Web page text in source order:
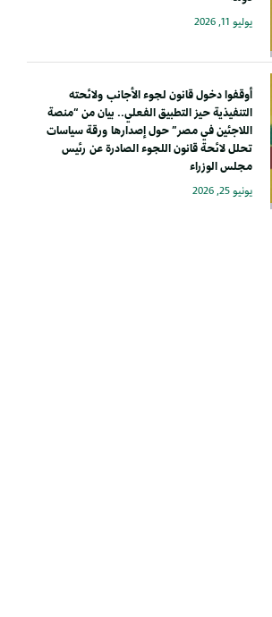
يوليو 11, 2026
أوقفوا دخول قانون لجوء الأجانب ولائحته
التنفيذية حيز التطبيق الفعلي.. بيان من “منصة
اللاجئين في مصر” حول إصدارها ورقة سياسات
تحلل لائحة قانون اللجوء الصادرة عن رئيس
مجلس الوزراء
يونيو 25, 2026